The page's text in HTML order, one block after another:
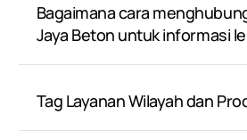
Bagaimana cara
Jaya Beton untuk informasi
Tag Layanan Wilayah dan